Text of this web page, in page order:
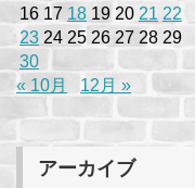
16 17 18 19 20 21 22
23 24 25 26 27 28 29
30
« 10月
12月 »
アーカイブ